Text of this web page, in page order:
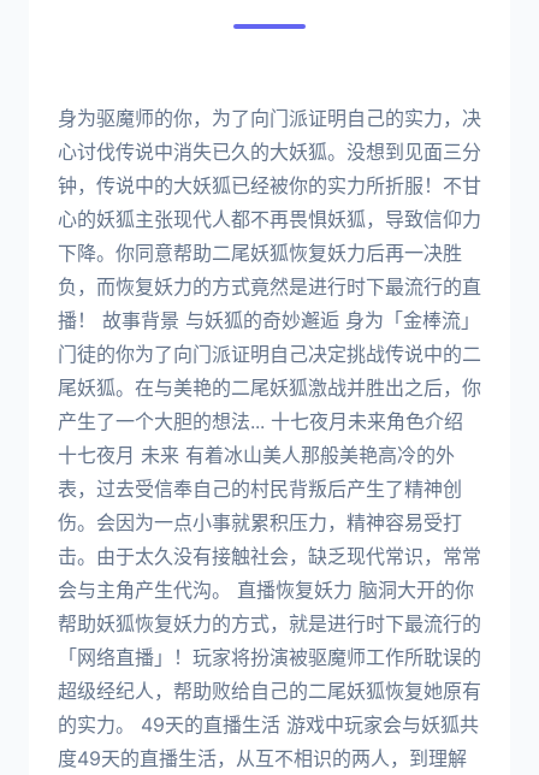
身为驱魔师的你，为了向门派证明自己的实力，决
心讨伐传说中消失已久的大妖狐。没想到见面三分
钟，传说中的大妖狐已经被你的实力所折服！不甘
心的妖狐主张现代人都不再畏惧妖狐，导致信仰力
下降。你同意帮助二尾妖狐恢复妖力后再一决胜
负，而恢复妖力的方式竟然是进行时下最流行的直
播！ 故事背景 与妖狐的奇妙邂逅 身为「金棒流」
门徒的你为了向门派证明自己决定挑战传说中的二
尾妖狐。在与美艳的二尾妖狐激战并胜出之后，你
产生了一个大胆的想法... 十七夜月未来角色介绍
十七夜月 未来 有着冰山美人那般美艳高冷的外
表，过去受信奉自己的村民背叛后产生了精神创
伤。会因为一点小事就累积压力，精神容易受打
击。由于太久没有接触社会，缺乏现代常识，常常
会与主角产生代沟。 直播恢复妖力 脑洞大开的你
帮助妖狐恢复妖力的方式，就是进行时下最流行的
「网络直播」！玩家将扮演被驱魔师工作所耽误的
超级经纪人，帮助败给自己的二尾妖狐恢复她原有
的实力。 49天的直播生活 游戏中玩家会与妖狐共
度49天的直播生活，从互不相识的两人，到理解